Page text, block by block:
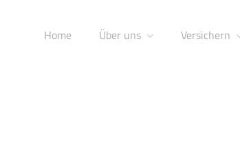
Home Über uns Versichern